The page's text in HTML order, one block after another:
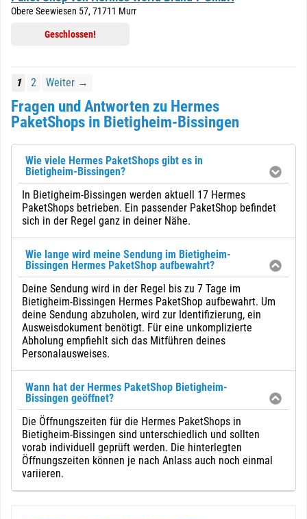
Obere Seewiesen 57, 71711 Murr
Geschlossen!
1 2 Weiter →
Fragen und Antworten zu Hermes
PaketShops in Bietigheim-Bissingen
Wie viele Hermes PaketShops gibt es in
Bietigheim-Bissingen?
In Bietigheim-Bissingen werden aktuell 17 Hermes
PaketShops betrieben. Ein passender PaketShop befindet
sich in der Regel ganz in deiner Nähe.
Wie lange wird meine Sendung im Bietigheim-
Bissingen Hermes PaketShop aufbewahrt?
Deine Sendung wird in der Regel bis zu 7 Tage im
Bietigheim-Bissingen Hermes PaketShop aufbewahrt. Um
deine Sendung abzuholen, wird zur Identifizierung, ein
Ausweisdokument benötigt. Für eine unkomplizierte
Abholung empfiehlt sich das Mitführen deines
Personalausweises.
Wann hat der Hermes PaketShop Bietigheim-
Bissingen geöffnet?
Die Öffnungszeiten für die Hermes PaketShops in
Bietigheim-Bissingen sind unterschiedlich und sollten
vorab individuell geprüft werden. Die hinterlegten
Öffnungszeiten können je nach Anlass auch noch einmal
variieren.